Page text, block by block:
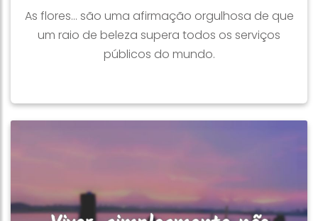
As flores… são uma afirmação orgulhosa de que
um raio de beleza supera todos os serviços
públicos do mundo.